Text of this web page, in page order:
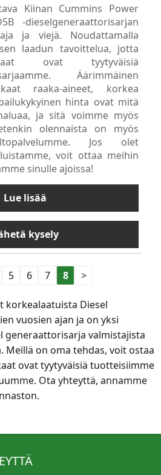
Kiinan Cummins Power
-dieselgeneraattorisarjan
ja viejä. Noudattamalla
laadun tavoittelua, jotta
ovat tyytyväisiä
Äärimmäinen
raaka-aineet, korkea
hinta ovat mitä
ja sitä voimme myös
olennaista on myös
Jos olet
voit ottaa meihin
sinulle ajoissa!
Lue lisää
kysely
5 6 7 8 >
Diesel
vuosien ajan ja on yksi
generaattorisarja valmistajista
Meillä on oma tehdas, voit ostaa
ovat tyytyväisiä tuotteisiimme
Ota yhteyttä, annamme